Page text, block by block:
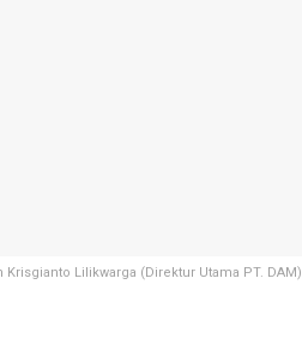
Lilikwarga (Direktur Utama PT. DAM)